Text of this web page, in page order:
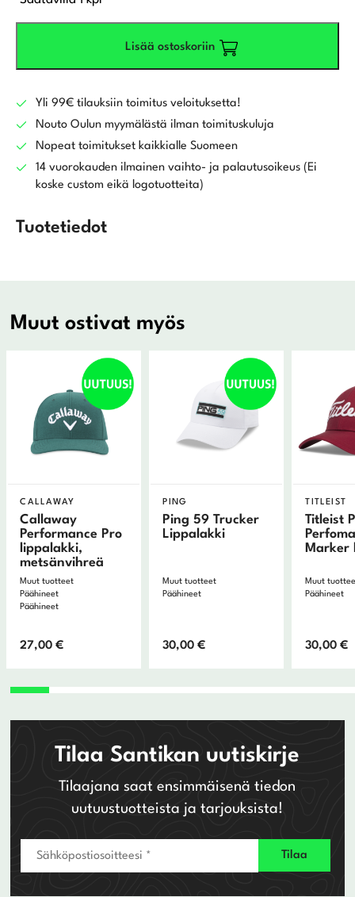
Lisää ostoskoriin
Yli 99€ tilauksiin toimitus veloituksetta!
Nouto Oulun myymälästä ilman toimituskuluja
Nopeat toimitukset kaikkialle Suomeen
14 vuorokauden ilmainen vaihto- ja palautusoikeus (Ei
koske custom eikä logotuotteita)
Tuotetiedot
Muut ostivat myös
CALLAWAY
Callaway
Performance Pro
lippalakki,
metsänvihreä
Muut tuotteet
Päähineet
Päähineet
27,00€
PING
Ping 59 Trucker
Lippalakki
Muut tuotteet
Päähineet
30,00€
TITLEIST
Titleist
Marker
Muut
Päähineet
30,00€
Tilaa Santikan uutiskirje
Tilaajana saat ensimmäisenä tiedon
uutuustuotteista ja tarjouksista!